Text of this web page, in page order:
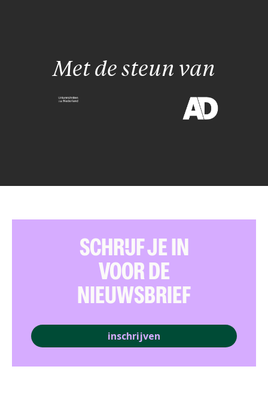
Met de steun van
SCHRIJF JE IN
VOOR DE
NIEUWSBRIEF
inschrijven